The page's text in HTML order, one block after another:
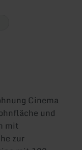
Cinema
und
mit
zur